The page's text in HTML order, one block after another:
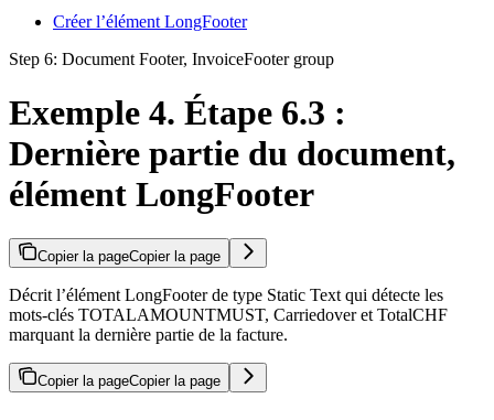
Créer l’élément LongFooter
Step 6: Document Footer, InvoiceFooter group
Exemple 4. Étape 6.3 :
Dernière partie du document,
élément LongFooter
Copier la pageCopier la page
Décrit l’élément LongFooter de type Static Text qui détecte les
mots-clés TOTALAMOUNTMUST, Carriedover et TotalCHF
marquant la dernière partie de la facture.
Copier la pageCopier la page